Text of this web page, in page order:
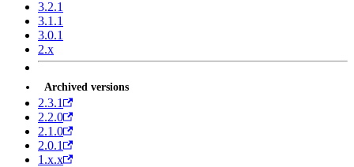
3.2.1
3.1.1
3.0.1
2.x
Archived versions
2.3.1
2.2.0
2.1.0
2.0.1
1.x.x